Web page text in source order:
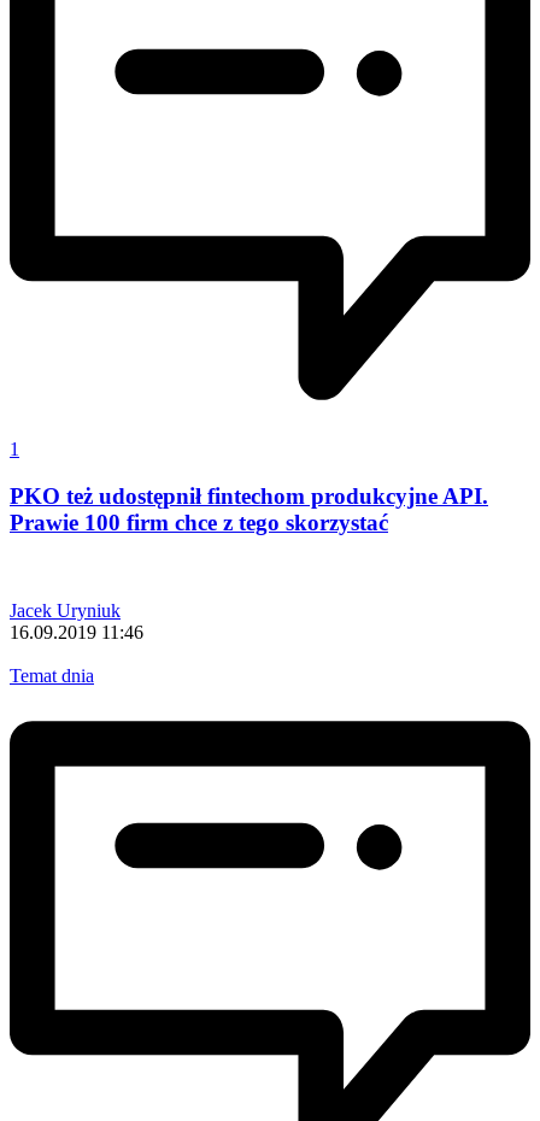
1
PKO też udostępnił fintechom produkcyjne API.
Prawie 100 firm chce z tego skorzystać
Jacek Uryniuk
16.09.2019 11:46
Temat dnia